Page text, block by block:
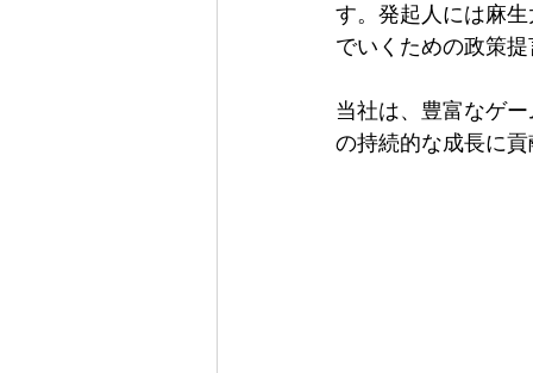
す。発起人には麻
でいくための政策
当社は、豊富なゲ
の持続的な成長に